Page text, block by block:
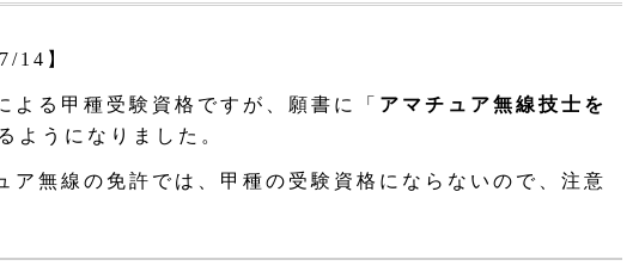
14】
よる甲種受験資格ですが、願書に「 アマチュア無線技士を
ようになりました。
ア無線の免許では、甲種の受験資格にならないので、注意